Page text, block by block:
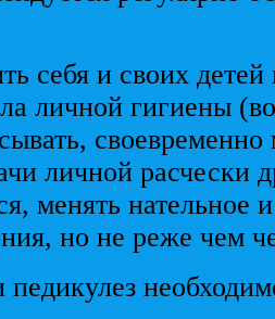
себя и своих
личной гигиены
личной расчески
менять нательное
но не реже чем